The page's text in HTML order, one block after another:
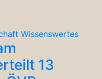
Wissenswertes
13